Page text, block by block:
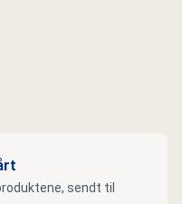
sendt til